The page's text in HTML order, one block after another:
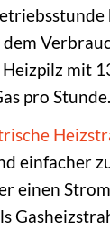
mit
pro Stunde.
einfacher
einen